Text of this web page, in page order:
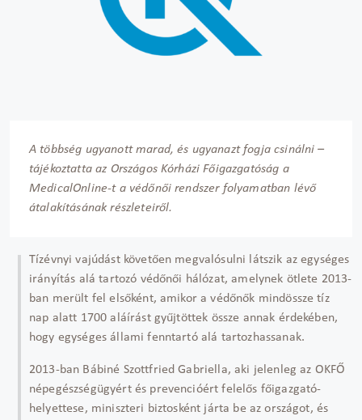
A többség ugyanott marad, és ugyanazt fogja csinálni –
tájékoztatta az Országos Kórházi Főigazgatóság a
MedicalOnline-t a védőnői rendszer folyamatban lévő
átalakításának részleteiről.
Tízévnyi vajúdást követően megvalósulni látszik az egységes
irányítás alá tartozó védőnői hálózat, amelynek ötlete 2013-
ban merült fel elsőként, amikor a védőnők mindössze tíz
nap alatt 1700 aláírást gyűjtöttek össze annak érdekében,
hogy egységes állami fenntartó alá tartozhassanak.
2013-ban Bábiné Szottfried Gabriella, aki jelenleg az OKFŐ
népegészségügyért és prevencióért felelős főigazgató-
helyettese, miniszteri biztosként járta be az országot, és